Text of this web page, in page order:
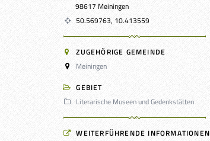
98617 Meiningen
50.569763, 10.413559
ZUGEHÖRIGE GEMEINDE
Meiningen
GEBIET
Literarische Museen und Gedenkstätten
WEITERFÜHRENDE INFORMATIONEN